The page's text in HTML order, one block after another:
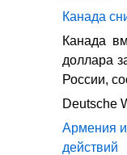
Канада
Канада
доллара
России,
Deutsche
Армения
действий